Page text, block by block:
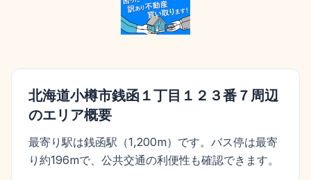
北海道小樽市銭函１丁目１２３番７ 周辺
のエリア概要
最寄り駅は銭函駅（1,200m）です。バス停は最寄
り約196mで、公共交通の利便性も確認できます。